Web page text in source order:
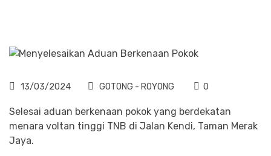
13/03/2024 GOTONG - ROYONG 0
Selesai aduan berkenaan pokok yang berdekatan
menara voltan tinggi TNB di Jalan Kendi, Taman Merak
Jaya.